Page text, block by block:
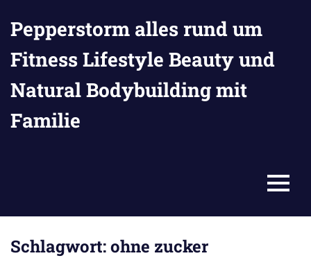
Inhalt
springen
Pepperstorm alles rund um
Fitness Lifestyle Beauty und
Natural Bodybuilding mit
Familie
MENU
Schlagwort:ohne zucker